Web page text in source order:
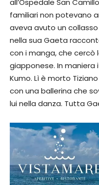
all’Ospedale San
familiari non potevano
aveva avuto un
nella sua Gaeta
con i manga, che cercò
giapponese. In maniera
Kumo. Lì è morto
con una ballerina che
lui nella danza. Tutta